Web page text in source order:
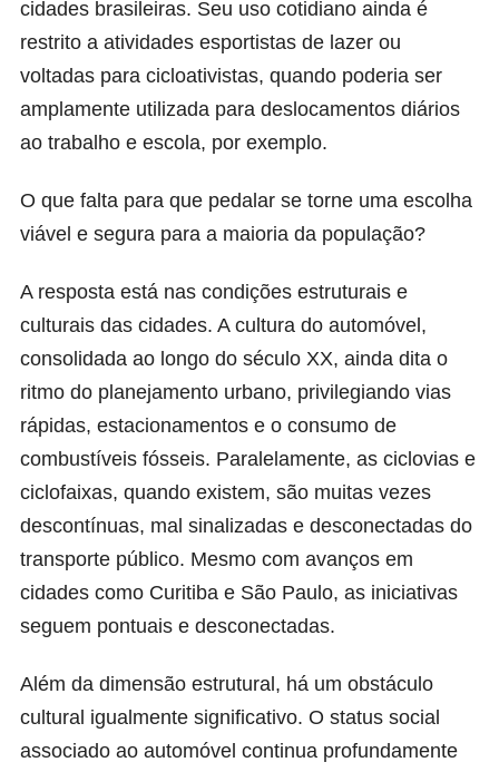
cidades brasileiras. Seu uso cotidiano ainda é
restrito a atividades esportistas de lazer ou
voltadas para cicloativistas, quando poderia ser
amplamente utilizada para deslocamentos diários
ao trabalho e escola, por exemplo.
O que falta para que pedalar se torne uma escolha
viável e segura para a maioria da população?
A resposta está nas condições estruturais e
culturais das cidades. A cultura do automóvel,
consolidada ao longo do século XX, ainda dita o
ritmo do planejamento urbano, privilegiando vias
rápidas, estacionamentos e o consumo de
combustíveis fósseis. Paralelamente, as ciclovias e
ciclofaixas, quando existem, são muitas vezes
descontínuas, mal sinalizadas e desconectadas do
transporte público. Mesmo com avanços em
cidades como Curitiba e São Paulo, as iniciativas
seguem pontuais e desconectadas.
Além da dimensão estrutural, há um obstáculo
cultural igualmente significativo. O status social
associado ao automóvel continua profundamente